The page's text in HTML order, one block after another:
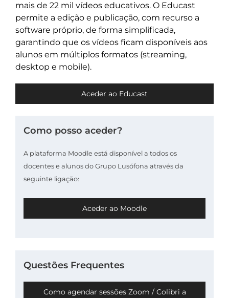
mais de 22 mil vídeos educativos. O Educast
permite a edição e publicação, com recurso a
software próprio, de forma simplificada,
garantindo que os vídeos ficam disponíveis aos
alunos em múltiplos formatos (streaming,
desktop e mobile).
Aceder ao Educast
Como posso aceder?
A plataforma Moodle está disponível a todos os
docentes e alunos do Grupo Lusófona através da
seguinte ligação:
Aceder ao Moodle
Questões Frequentes
Como agendar sessões Zoom / Colibri a